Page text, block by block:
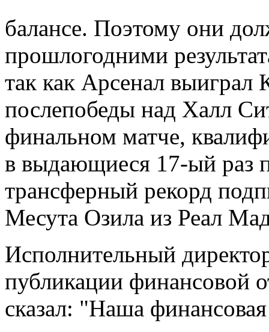
балансе. Поэтому они
прошлогодними
так как Арсенал
послепобеды над Халл
финальном матче,
в выдающиеся 17-ый раз
трансферный рекорд
Месута Озила из Реал
Исполнительный
публикации финансовой
сказал: "Наша